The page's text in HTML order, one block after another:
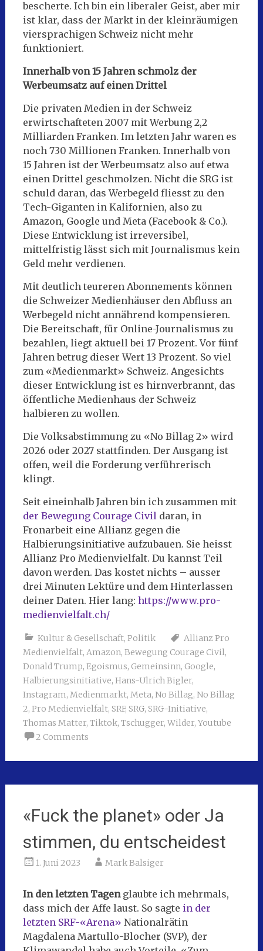
bescherte. Ich bin ein liberaler Geist, aber mir
ist klar, dass der Markt in der kleinräumigen
viersprachigen Schweiz nicht mehr
funktioniert.
Innerhalb von 15 Jahren schmolz der
Werbeumsatz auf einen Drittel
Die privaten Medien in der Schweiz
erwirtschafteten 2007 mit Werbung 2,2
Milliarden Franken. Im letzten Jahr waren es
noch 730 Millionen Franken. Innerhalb von
15 Jahren ist der Werbeumsatz also auf etwa
einen Drittel geschmolzen. Nicht die SRG ist
schuld daran, das Werbegeld fliesst zu den
Tech-Giganten in Kalifornien, also zu
Amazon, Google und Meta (Facebook & Co.).
Diese Entwicklung ist irreversibel,
mittelfristig lässt sich mit Journalismus kein
Geld mehr verdienen.
Mit deutlich teureren Abonnements können
die Schweizer Medienhäuser den Abfluss an
Werbegeld nicht annährend kompensieren.
Die Bereitschaft, für Online-Journalismus zu
bezahlen, liegt aktuell bei 17 Prozent. Vor fünf
Jahren betrug dieser Wert 13 Prozent. So viel
zum «Medienmarkt» Schweiz. Angesichts
dieser Entwicklung ist es hirnverbrannt, das
öffentliche Medienhaus der Schweiz
halbieren zu wollen.
Die Volksabstimmung zu «No Billag 2» wird
2026 oder 2027 stattfinden. Der Ausgang ist
offen, weil die Forderung verführerisch
klingt.
Seit eineinhalb Jahren bin ich zusammen mit
der Bewegung Courage Civildaran, in
Fronarbeit eine Allianz gegen die
Halbierungsinitiative aufzubauen. Sie heisst
Allianz Pro Medienvielfalt. Du kannst Teil
davon werden. Das kostet nichts – ausser
drei Minuten Lektüre und dem Hinterlassen
deiner Daten. Hier lang: https://www.pro-
medienvielfalt.ch/
Kultur & Gesellschaft, Politik
Allianz Pro
Medienvielfalt, Amazon, Bewegung Courage Civil,
Donald Trump, Egoismus, Gemeinsinn, Google,
Halbierungsinitiative, Hans-Ulrich Bigler,
Instagram, Medienmarkt, Meta, No Billag, No Billag
2, Pro Medienvielfalt, SRF, SRG, SRG-Initiative,
Thomas Matter, Tiktok, Tschugger, Wilder, Youtube
2 Comments
«Fuck the planet» oder Ja
stimmen, du entscheidest
1. Juni 2023 Mark Balsiger
In den letzten Tagenglaubte ich mehrmals,
dass mich der Affe laust. So sagte in der
letzten SRF-«Arena» Nationalrätin
Magdalena Martullo-Blocher (SVP), der